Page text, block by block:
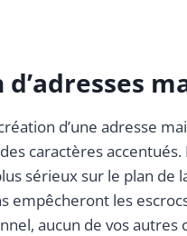
d’une adresse
caractères
sérieux sur le plan
empêcheront les
aucun de vos autres